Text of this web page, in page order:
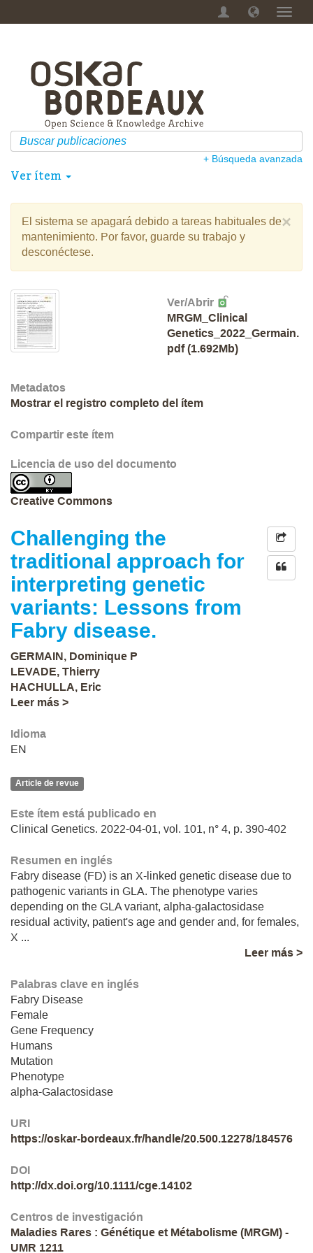
+ Búsqueda avanzada
Ver ítem
×
El sistema se apagará debido a tareas habituales de
mantenimiento. Por favor, guarde su trabajo y
desconéctese.
Ver/Abrir
MRGM_Clinical
Genetics_2022_Germain.
pdf (1.692Mb)
Metadatos
Mostrar el registro completo del ítem
Compartir este ítem
Licencia de uso del documento
Creative Commons
Challenging the
traditional approach for
interpreting genetic
variants: Lessons from
Fabry disease.
GERMAIN, Dominique P
LEVADE, Thierry
HACHULLA, Eric
Leer más >
Idioma
EN
Article de revue
Este ítem está publicado en
Clinical Genetics. 2022-04-01, vol. 101, n° 4, p. 390-402
Resumen en inglés
Fabry disease (FD) is an X-linked genetic disease due to
pathogenic variants in GLA. The phenotype varies
depending on the GLA variant, alpha-galactosidase
residual activity, patient's age and gender and, for females,
X ...
Leer más >
Palabras clave en inglés
Fabry Disease
Female
Gene Frequency
Humans
Mutation
Phenotype
alpha-Galactosidase
URI
https://oskar-bordeaux.fr/handle/20.500.12278/184576
DOI
http://dx.doi.org/10.1111/cge.14102
Centros de investigación
Maladies Rares : Génétique et Métabolisme (MRGM) -
UMR 1211